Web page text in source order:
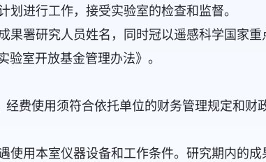
进行工作，接受实验室的检查和监督。
署研究人员姓名，同时冠以遥感科学国家重
室开放基金管理办法》。
费使用须符合依托单位的财务管理规定和财
用本室仪器设备和工作条件。研究期内的成